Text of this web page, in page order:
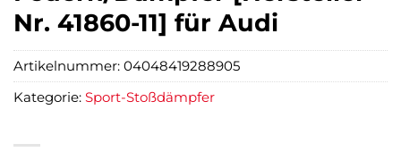
Nr. 41860-11] für Audi
Artikelnummer: 04048419288905
Kategorie: Sport-Stoßdämpfer